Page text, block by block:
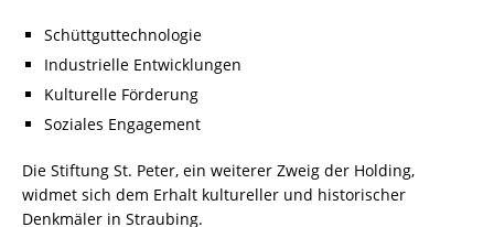
Schüttguttechnologie
Industrielle Entwicklungen
Kulturelle Förderung
Soziales Engagement
Die Stiftung St. Peter, ein weiterer Zweig der Holding,
widmet sich dem Erhalt kultureller und historischer
Denkmäler in Straubing.